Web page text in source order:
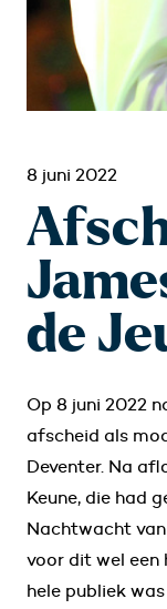
8 juni 2022
de
Op 8 juni 2022
afscheid als
Deventer. Na
Keune, die had
Nachtwacht
voor dit wel een
hele publiek